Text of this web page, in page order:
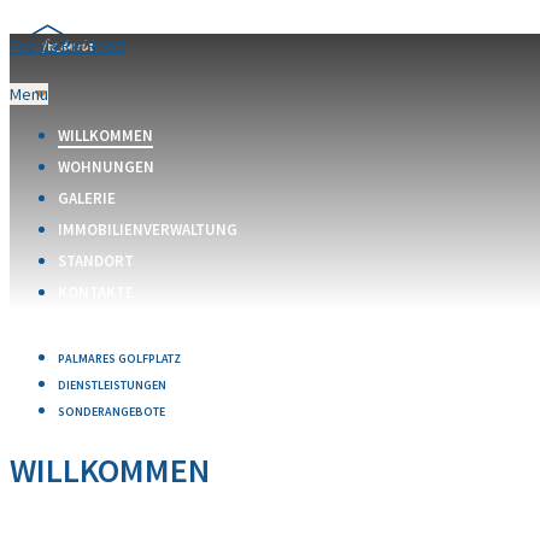
Foz da Ria Hotel
Menu
WILLKOMMEN
WOHNUNGEN
GALERIE
IMMOBILIENVERWALTUNG
STANDORT
PALMARES GOLFPLATZ
DIENSTLEISTUNGEN
SONDERANGEBOTE
WILLKOMMEN